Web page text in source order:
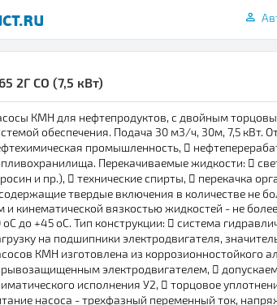
2Г СО (7,5 кВт)
КМН для нефтепродуктов, с двойным
обеспечения. Подача 30 м3/ч, 30м, 7,5 кВт.
промышленность, 
Перекачиваемые жидкости: 
и пр.),  технические спирты,  перекачка
твердые включения в количестве не
и кинематической вязкостью жидкостей - не
оС до +45 оС. Тип конструкции:  система
на подшипники электродвигателя,
КМН изготовлена из коррозионностойкого
электродвигателем, 
исполнения У2,  торцовое
насоса - трехфазный переменный ток,